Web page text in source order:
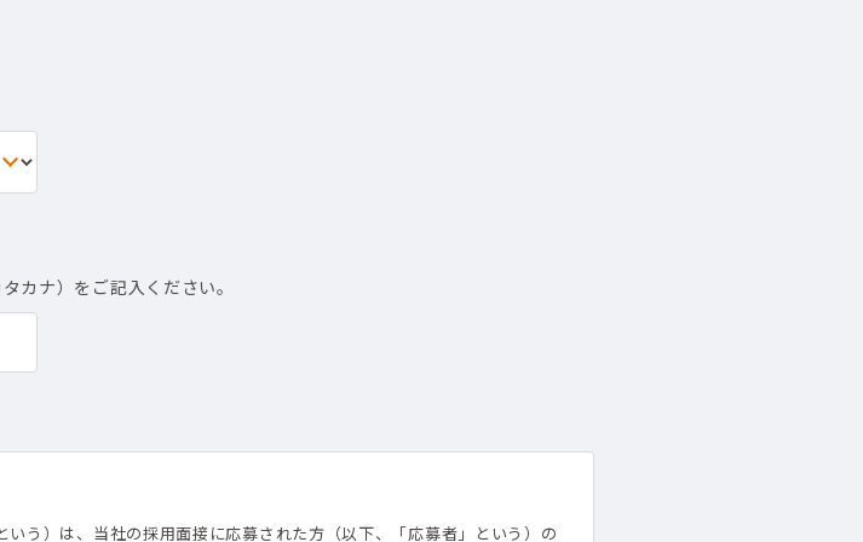
カナ）をご記入ください。
う）は、当社の採用面接に応募された方（以下、「応募者」という）の